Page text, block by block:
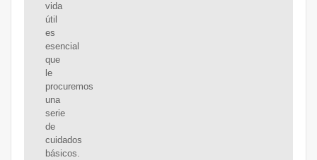
vida
útil
es
esencial
que
le
procuremos
una
serie
de
cuidados
básicos.